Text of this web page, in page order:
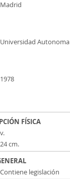
Madrid
Universidad Autonoma
1978
FÍSICA
v.
24 cm.
Contiene legislación